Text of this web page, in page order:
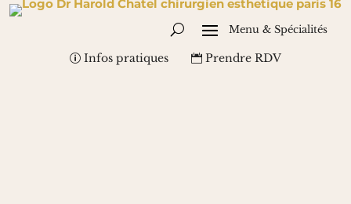
Infos pratiques Prendre RDV